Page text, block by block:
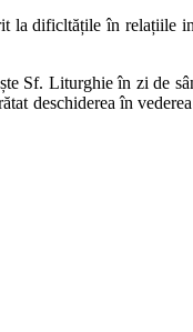
la dificltățile în relațiile
Sf. Liturghie în zi de
deschiderea în